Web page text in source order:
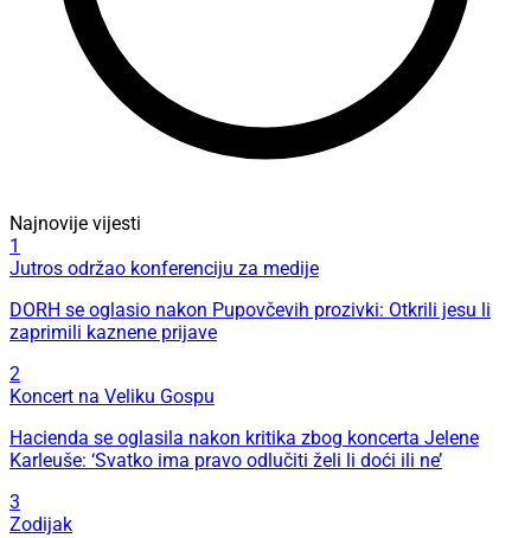
Najnovije vijesti
1
Jutros održao konferenciju za medije
DORH se oglasio nakon Pupovčevih prozivki: Otkrili jesu li
zaprimili kaznene prijave
2
Koncert na Veliku Gospu
Hacienda se oglasila nakon kritika zbog koncerta Jelene
Karleuše: ‘Svatko ima pravo odlučiti želi li doći ili ne’
3
Zodijak